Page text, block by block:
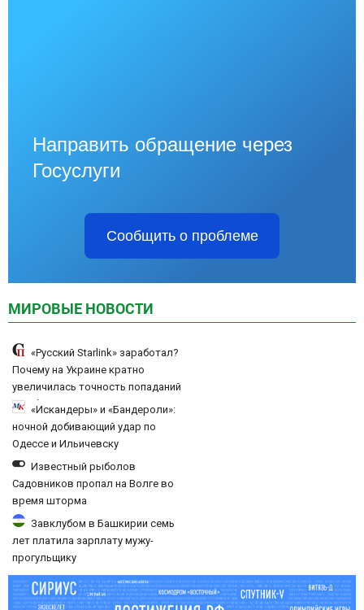
Направить обращение через
Госуслуги
Сообщить о проблеме
МИРОВЫЕ НОВОСТИ
«Русский Starlink» заработал?
Почему на Украине кратно
увеличилась точность попаданий
по объектам ВСУ
«Искандеры» и «Бандероли»:
ночной добивающий удар по
Одессе и Ильичевску
Известный рыболов
Садовников пропал на Волге во
время шторма
Завклубом в Башкирии семь
лет платила зарплату мужу-
прогульщику